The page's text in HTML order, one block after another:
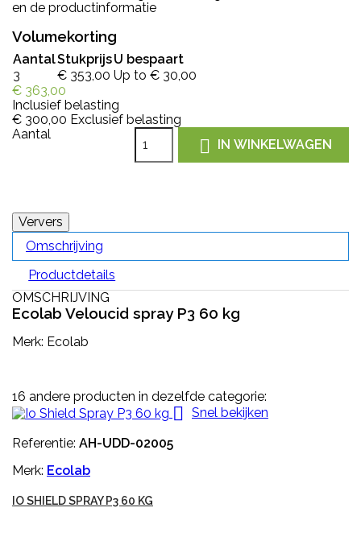
en de productinformatie
Volumekorting
AantalStukprijsU bespaart
3
€ 353,00 Up to € 30,00
€ 363,00
Inclusief belasting
€ 300,00 Exclusief belasting
Aantal
 IN WINKELWAGEN
Omschrijving
Productdetails
OMSCHRIJVING
Ecolab Veloucid spray P3 60 kg
Merk: Ecolab
16 andere producten in dezelfde categorie:
 Snel bekijken
Referentie: AH-UDD-02005
Merk: Ecolab
IO SHIELD SPRAY P3 60 KG